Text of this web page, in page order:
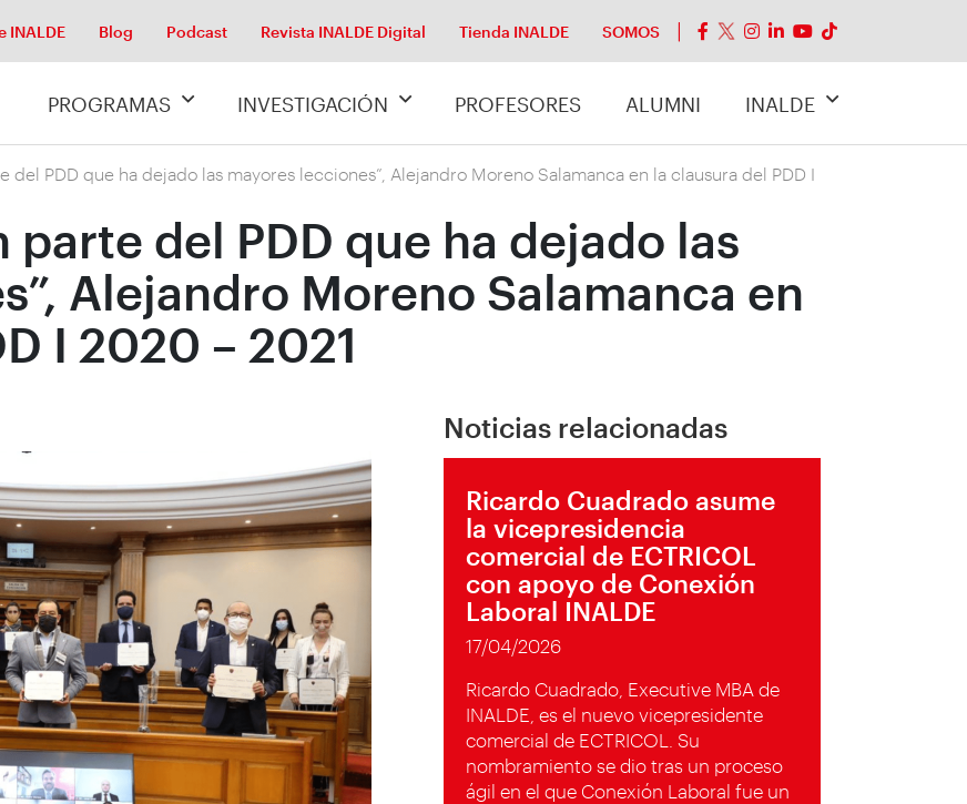
INALDE Blog Podcast Revista INALDE Digital Tienda INALDE SOMOS
PROGRAMAS INVESTIGACIÓN PROFESORES ALUMNI INALDE
del PDD que ha dejado las mayores lecciones”, Alejandro Moreno Salamanca en la clausura del PDD I
del PDD que ha dejado las
Alejandro Moreno Salamanca en
I 2020 – 2021
Noticias relacionadas
Ricardo Cuadrado asume
la vicepresidencia
comercial de ECTRICOL
con apoyo de Conexión
Laboral INALDE
17/04/2026
Ricardo Cuadrado, Executive MBA de
INALDE, es el nuevo vicepresidente
comercial de ECTRICOL. Su
nombramiento se dio tras un proceso
ágil en el que Conexión Laboral fue un